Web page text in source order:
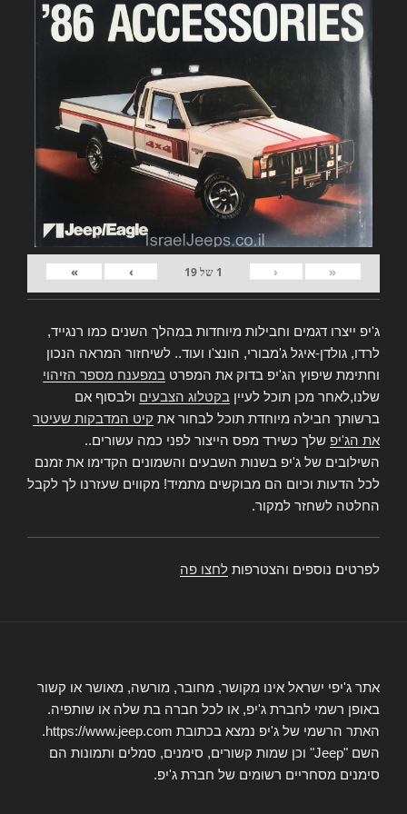
«
‹
1 של19
›
»
ג'יפ ייצרו דגמים וחבילות מיוחדות במהלך השנים כמו רנגייד,
לרדו, גולדן-איגל ג'מבורי, הונצ'ו ועוד.. לשיחזור המראה הנכון
וחתימת שיפוץ הג'יפ בדוק את המפרט במפענח מספר הזיהוי
שלנו,לאחר מכן תוכל לעיין בקטלוג הצבעים ולבסוף אם
ברשותך חבילה מיוחדת תוכל לבחור את קיט המדבקות שעיטר
את הג'יפ שלך כשירד מפס הייצור לפני כמה עשורים..
השילובים של ג'יפ בשנות השבעים והשמונים הקדימו את זמנם
לכל הדעות וכיום הם מבוקשים מתמיד! מקווים שעזרנו לך לקבל
החלטה לשחזר למקור.
לפרטים נוספים והצטרפות לחצו פה
אתר ג'יפי ישראל אינו מקושר, מחובר, מורשה, מאושר או קשור
באופן רשמי לחברת ג'יפ, או לכל חברה בת שלה או שותפיה.
האתר הרשמי של ג'יפ נמצא בכתובת https://www.jeep.com.
השם "Jeep" וכן שמות קשורים, סימנים, סמלים ותמונות הם
סימנים מסחריים רשומים של חברת ג'יפ.